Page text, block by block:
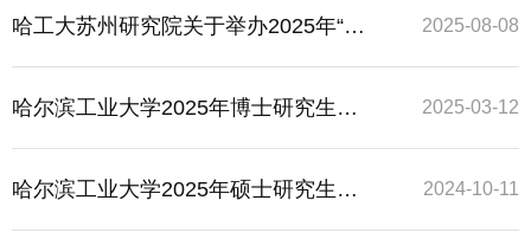
季招生——苏州研究院专项招生简介
哈工大苏州研究院关于举办2025年“学
术前沿探索”暑期夏令营活动的通知
2025-08-08
哈尔滨工业大学2025年博士研究生苏
州研究院专项春季招生简介
2025-03-12
哈尔滨工业大学2025年硕士研究生​苏 2024-10-11